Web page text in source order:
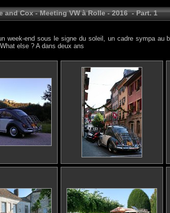
and Cox - Meeting VW à Rolle - 2016 - Part. 1
week-end sous le signe du soleil, un cadre sympa
else ? A dans deux ans